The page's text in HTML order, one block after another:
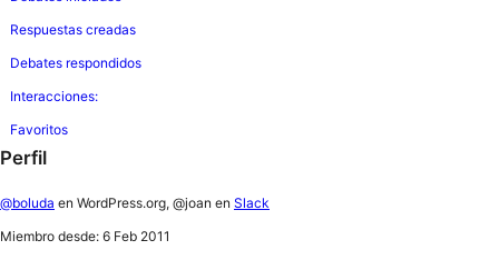
Respuestas creadas
Debates respondidos
Interacciones:
Favoritos
Perfil
@boluda en WordPress.org, @joan en Slack
Miembro desde: 6 Feb 2011